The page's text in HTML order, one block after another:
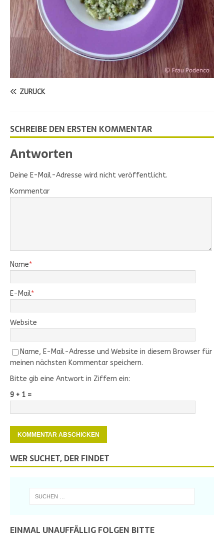
ZURÜCK
SCHREIBE DEN ERSTEN KOMMENTAR
Antworten
Deine E-Mail-Adresse wird nicht veröffentlicht.
Kommentar
Name*
E-Mail*
Website
Name, E-Mail-Adresse und Website in diesem Browser für
meinen nächsten Kommentar speichern.
Bitte gib eine Antwort in Ziffern ein:
9 + 1 =
WER SUCHET, DER FINDET
EINMAL UNAUFFÄLLIG FOLGEN BITTE